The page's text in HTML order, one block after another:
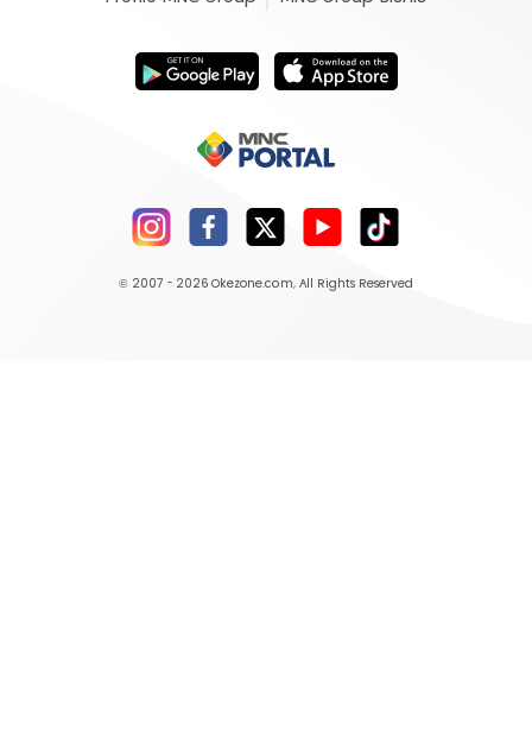
© 2007 - 2026 Okezone.com, All Rights Reserved